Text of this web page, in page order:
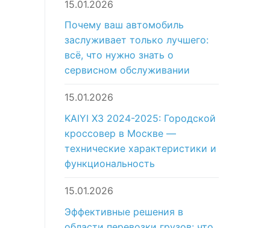
15.01.2026
Почему ваш автомобиль
заслуживает только лучшего:
всё, что нужно знать о
сервисном обслуживании
15.01.2026
KAIYI X3 2024-2025: Городской
кроссовер в Москве —
технические характеристики и
функциональность
15.01.2026
Эффективные решения в